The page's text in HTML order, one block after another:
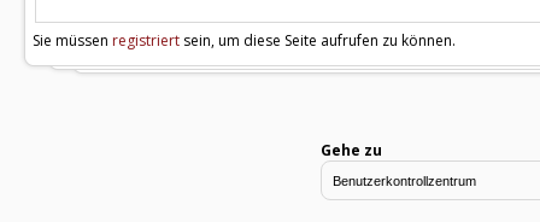
Sie müssen registriert sein, um diese Seite aufrufen zu können.
Gehe zu